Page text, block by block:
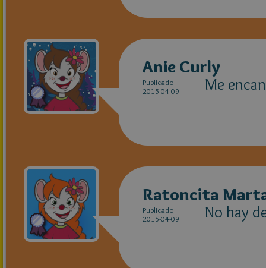
Anie Curly
Publicado
2015-04-09
Me
Ratoncita
Publicado
2015-04-09
No hay